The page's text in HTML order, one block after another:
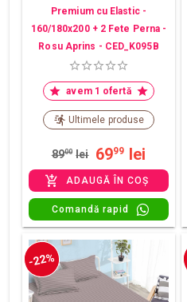
Premium cu Elastic -
160/180x200 + 2 Fete Perna -
Rosu Aprins - CED_K095B
avem 1 ofertă
Ultimele produse
8900 lei 6999 lei
ADAUGĂ ÎN COȘ
Comandă rapid
-22%